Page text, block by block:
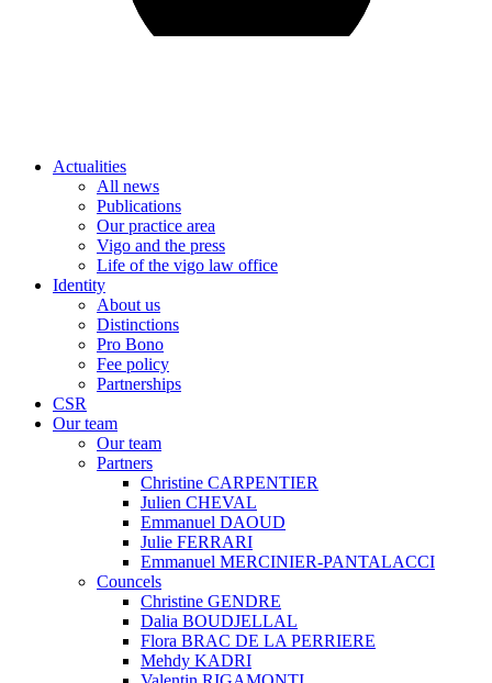
Actualities
All news
Publications
Our practice area
Vigo and the press
Life of the vigo law office
Identity
About us
Distinctions
Pro Bono
Fee policy
Partnerships
CSR
Our team
Our team
Partners
Christine CARPENTIER
Julien CHEVAL
Emmanuel DAOUD
Julie FERRARI
Emmanuel MERCINIER-PANTALACCI
Councels
Christine GENDRE
Dalia BOUDJELLAL
Flora BRAC DE LA PERRIERE
Mehdy KADRI